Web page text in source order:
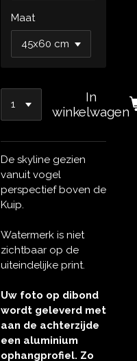
Maat
In
winkelwagen
De skyline gezien
vanuit vogel
perspectief boven de
Kuip.
Watermerk is niet
zichtbaar op de
uiteindelijke print.
Uw foto op dibond
wordt geleverd met
aan de achterzijde
een aluminium
ophangprofiel. Zo